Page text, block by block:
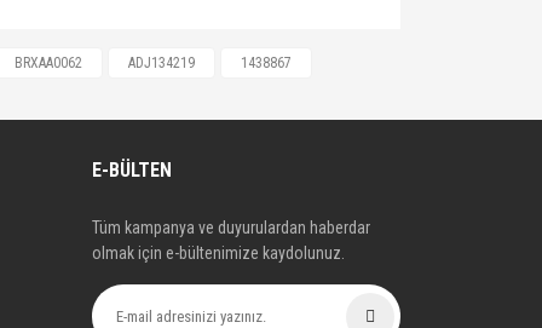
BRXAA0062 ADJ134219 1438867
E-BÜLTEN
Tüm kampanya ve duyurulardan haberdar
olmak için e-bültenimize kaydolunuz.